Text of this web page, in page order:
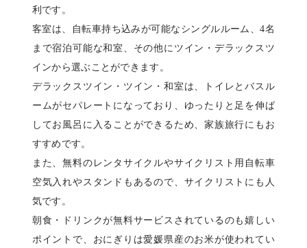
利です。
客室は、自転車持ち込みが可能なシングルルーム、4名
まで宿泊可能な和室、その他にツイン・デラックスツ
インから選ぶことができます。
デラックスツイン・ツイン・和室は、トイレとバスル
ームがセパレートになっており、ゆったりと足を伸ば
してお風呂に入ることができるため、家族旅行にもお
すすめです。
また、無料のレンタサイクルやサイクリスト用自転車
空気入れやスタンドもあるので、サイクリストにも人
気です。
朝食・ドリンクが無料サービスされているのも嬉しい
ポイントで、おにぎりは愛媛県産のお米が使われてい